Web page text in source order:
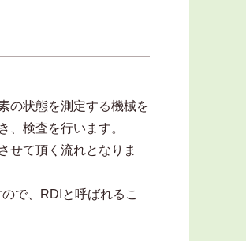
の状態を測定する機械を
、検査を行います。
せて頂く流れとなりま
で、RDIと呼ばれるこ